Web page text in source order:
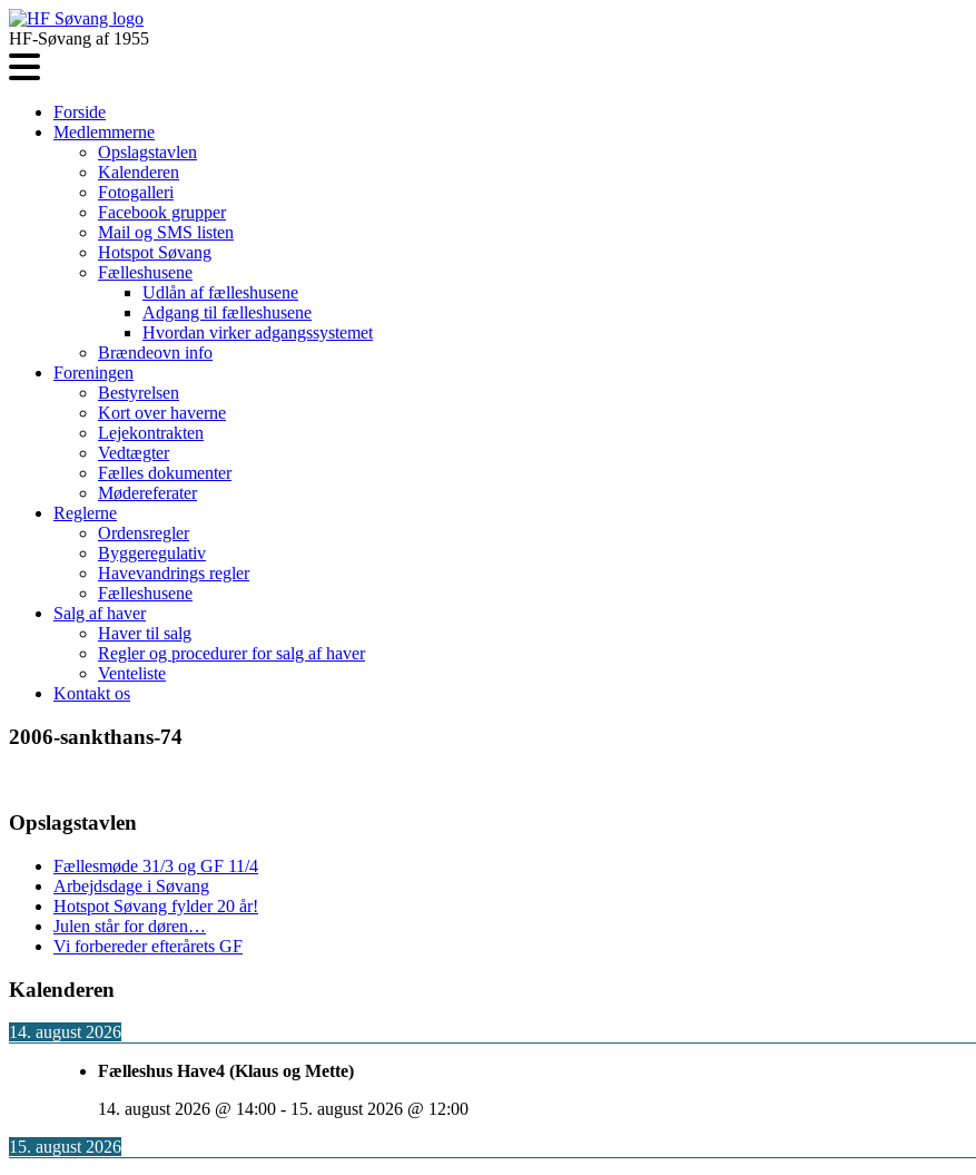
HF-Søvang af 1955
Forside
Medlemmerne
Opslagstavlen
Kalenderen
Fotogalleri
Facebook grupper
Mail og SMS listen
Hotspot Søvang
Fælleshusene
Udlån af fælleshusene
Adgang til fælleshusene
Hvordan virker adgangssystemet
Brændeovn info
Foreningen
Bestyrelsen
Kort over haverne
Lejekontrakten
Vedtægter
Fælles dokumenter
Mødereferater
Reglerne
Ordensregler
Byggeregulativ
Havevandrings regler
Fælleshusene
Salg af haver
Haver til salg
Regler og procedurer for salg af haver
Venteliste
Kontakt os
2006-sankthans-74
Opslagstavlen
Fællesmøde 31/3 og GF 11/4
Arbejdsdage i Søvang
Hotspot Søvang fylder 20 år!
Julen står for døren…
Vi forbereder efterårets GF
Kalenderen
14. august 2026
Fælleshus Have4 (Klaus og Mette)
14. august 2026 @ 14:00 - 15. august 2026 @ 12:00
15. august 2026